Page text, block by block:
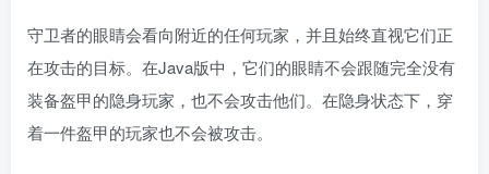
守卫者的眼睛会看向附近的任何玩家，并且始终直视它们正
在攻击的目标。在Java版中，它们的眼睛不会跟随完全没有
装备盔甲的隐身玩家，也不会攻击他们。在隐身状态下，穿
着一件盔甲的玩家也不会被攻击。